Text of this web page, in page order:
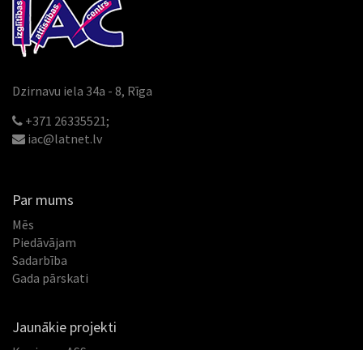
Dzirnavu iela 34a - 8, Rīga
+371 26335521;
iac@latnet.lv
Par mums
Mēs
Piedāvājam
Sadarbība
Gada pārskati
Jaunākie projekti